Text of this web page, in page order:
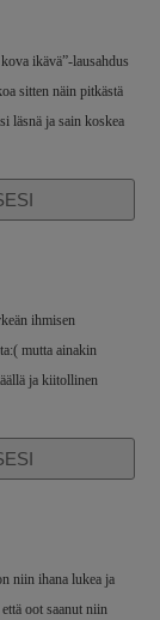
ikävä”-lausahdus
sitten näin pitkästä
läsnä ja sain koskea
ihmisen
mutta ainakin
ja kiitollinen
niin ihana lukea ja
oot saanut niin